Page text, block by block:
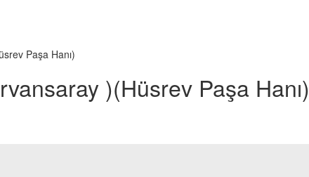
Paşa Hanı)
)(Hüsrev Paşa Hanı)